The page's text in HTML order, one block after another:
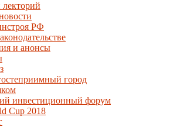
РФ
и анонсы
город
инвестиционный форум
Cup 2018